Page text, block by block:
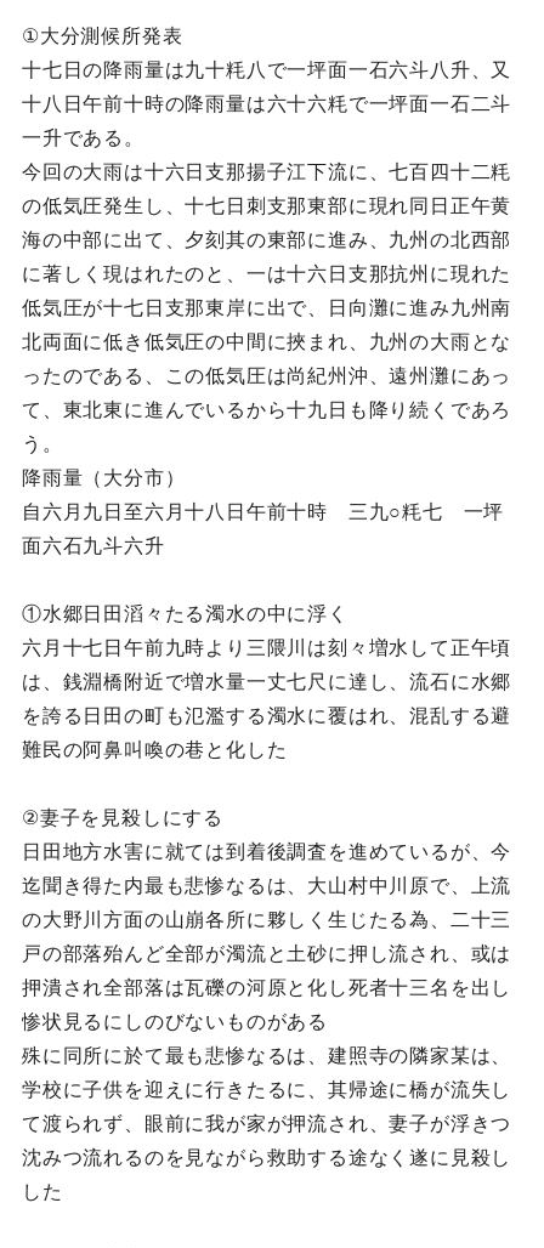
①大分測候所発表
十七日の降雨量は九十粍八で一坪面一石六斗八升、又
十八日午前十時の降雨量は六十六粍で一坪面一石二斗
一升である。
今回の大雨は十六日支那揚子江下流に、七百四十二粍
の低気圧発生し、十七日刺支那東部に現れ同日正午黄
海の中部に出て、夕刻其の東部に進み、九州の北西部
に著しく現はれたのと、一は十六日支那抗州に現れた
低気圧が十七日支那東岸に出で、日向灘に進み九州南
北両面に低き低気圧の中間に挾まれ、九州の大雨とな
ったのである、この低気圧は尚紀州沖、遠州灘にあっ
て、東北東に進んでいるから十九日も降り続くであろ
う。
降雨量（大分市）
自六月九日至六月十八日午前十時 三九○粍七 一坪
面六石九斗六升
①水郷日田滔々たる濁水の中に浮く
六月十七日午前九時より三隈川は刻々増水して正午頃
は、銭淵橋附近で増水量一丈七尺に達し、流石に水郷
を誇る日田の町も氾濫する濁水に覆はれ、混乱する避
難民の阿鼻叫喚の巷と化した
②妻子を見殺しにする
日田地方水害に就ては到着後調査を進めているが、今
迄聞き得た内最も悲惨なるは、大山村中川原で、上流
の大野川方面の山崩各所に夥しく生じたる為、二十三
戸の部落殆んど全部が濁流と土砂に押し流され、或は
押潰され全部落は瓦礫の河原と化し死者十三名を出し
惨状見るにしのびないものがある
殊に同所に於て最も悲惨なるは、建照寺の隣家某は、
学校に子供を迎えに行きたるに、其帰途に橋が流失し
て渡られず、眼前に我が家が押流され、妻子が浮きつ
沈みつ流れるのを見ながら救助する途なく遂に見殺し
した